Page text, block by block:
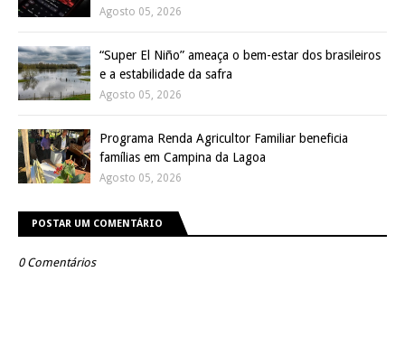
Agosto 05, 2026
“Super El Niño” ameaça o bem-estar dos brasileiros
e a estabilidade da safra
Agosto 05, 2026
Programa Renda Agricultor Familiar beneficia
famílias em Campina da Lagoa
Agosto 05, 2026
POSTAR UM COMENTÁRIO
0 Comentários